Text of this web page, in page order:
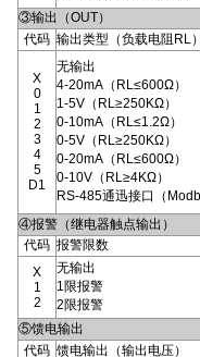
③输出（OUT）
代码 输出类型（负载电阻RL
X
0
1
2
3
4
5
D1
无输出
4-20mA（RL≤600Ω）
1-5V（RL≥250KΩ）
0-10mA（RL≤1.2Ω）
0-5V（RL≥250KΩ）
0-20mA（RL≤600Ω）
0-10V（RL≥4KΩ）
RS-485通迅接口（
④报警（继电器触点输出）
代码 报警限数
X
1
2
无输出
1限报警
2限报警
⑤馈电输出
代码 馈电输出（输出电压）